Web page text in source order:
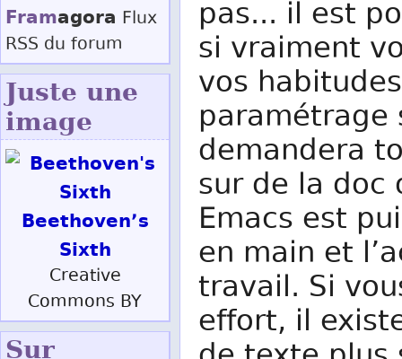
pas... il est
si vraiment
vos
demandera
sur de la doc
Emacs est
en main et
travail. Si
effort, il
Framagora Flux
RSS du forum
Juste une
image
Beethoven’s
Sixth
Creative
Commons BY
Sur